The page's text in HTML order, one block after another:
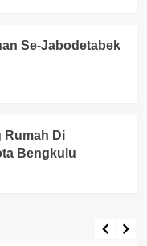
Se-Jabodetabek
Rumah Di
Bengkulu